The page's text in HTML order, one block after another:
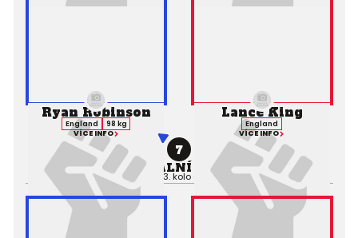
Ryan Robinson
England
98 kg
VÍCE INFO
7
PROFESIONÁLNÍ ZÁPAS MMA
Výsledek:TKO, 3. kolo 0:00, Rozhodčí:
Lance King
England
VÍCE INFO